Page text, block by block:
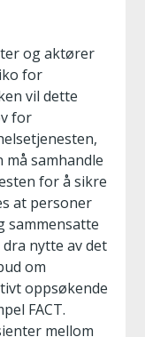
og aktører
for
vil dette
for
samhandle
for å sikre
at personer
sammensatte
nytte av det
om
oppsøkende
FACT.
mellom